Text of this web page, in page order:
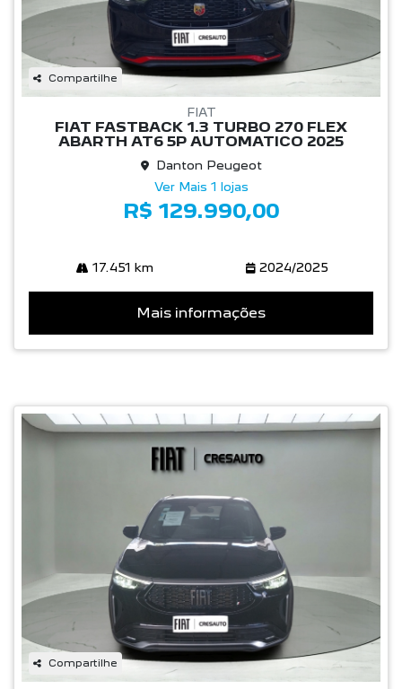
Compartilhe
FIAT
FIAT FASTBACK 1.3 TURBO 270 FLEX
ABARTH AT6 5P AUTOMATICO 2025
Danton Peugeot
Ver Mais 1 lojas
R$ 129.990,00
17.451 km 2024/2025
Mais informações
Compartilhe